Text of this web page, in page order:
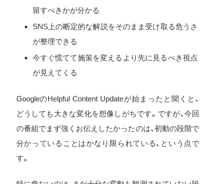
留すべきかが分かる
SNS上の断定的な解説をそのまま受け取る危うさ
が整理できる
今すぐ慌てて施策を変えるより先に見るべき視点
が見えてくる
GoogleのHelpful Content Updateが始まったと聞くと、
どうしても大きな変化を想像しがちです。ですが、今回
の番組でまず強くお伝えしたかったのは、初動の段階で
分かっていることはかなり限られている、という点で
す。